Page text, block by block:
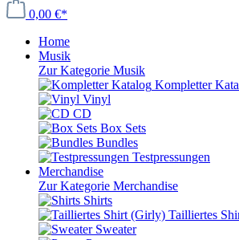
0,00 €*
Home
Musik
Zur Kategorie Musik
Kompletter
Vinyl
CD
Box Sets
Bundles
Testpressungen
Merchandise
Zur Kategorie Merchandise
Shirts
Tailliertes
Sweater